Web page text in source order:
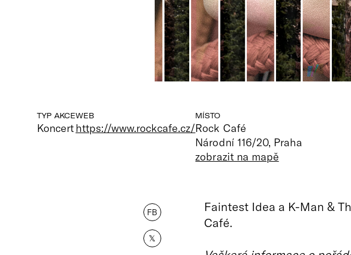
TYP AKCE
Koncert
WEB
https://www.rockcafe.cz/
MÍSTO
Rock Café
Národní 116/20, Praha
zobrazit na mapě
FB
𝕏
Faintest Idea a K-Man &
Café.